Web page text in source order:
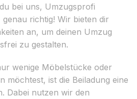
bei uns, Umzugsprofi
richtig! Wir bieten dir
an, um deinen Umzug
zu gestalten.
wenige Möbelstücke oder
möchtest, ist die Beiladung eine
Dabei nutzen wir den